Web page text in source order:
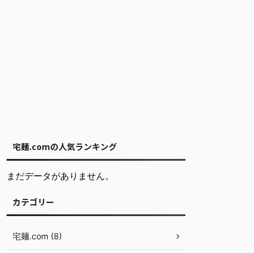
宅麺.comの人気ランキング
まだデータがありません。
カテゴリー
宅麺.com (8)